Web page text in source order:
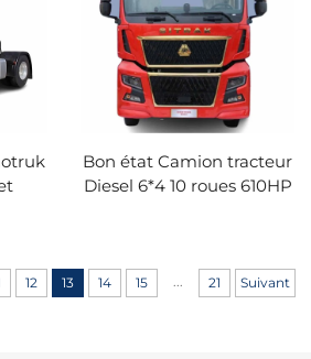
Bon état Camion tracteur
Diesel 6*4 10 roues 610HP
12 13 14 15 ... 21 Suivant